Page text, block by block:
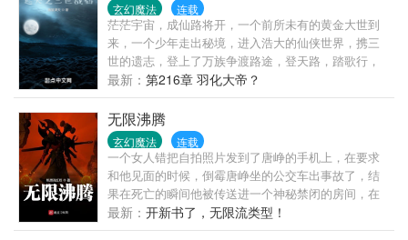
玄幻魔法 连载
茫茫宇宙，成仙路将开，一个前所未有的黄金大世到
来，一个少年走出秘境，进入浩大的仙侠世界，携三
世的遗志，登上了万族争渡路途，登天路，踏歌行，
化战仙，弹指遮天！
最新： 第216章 羽化大帝？
无限沸腾
玄幻魔法 连载
一个女人错把自拍照片发到了唐峥的手机上，在要求
和他见面的时候，倒霉唐峥坐的公交车出事故了，结
果在死亡的瞬间他被传送进一个神秘禁闭的房间，在
这里，有着许多本该死去的人，空姐，女教师，富二
代，死刑犯，老板和员工。经典无限流作品。
最新： 开新书了，无限流类型！